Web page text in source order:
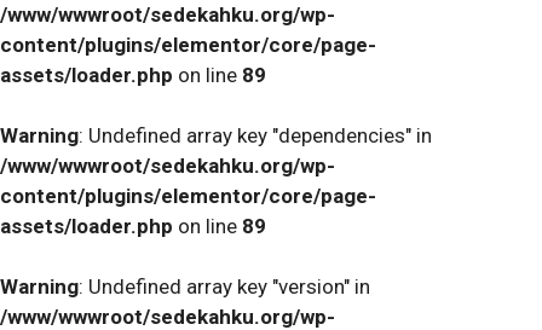
/www/wwwroot/sedekahku.org/wp-
content/plugins/elementor/core/page-
assets/loader.php on line 89
Warning: Undefined array key "dependencies" in
/www/wwwroot/sedekahku.org/wp-
content/plugins/elementor/core/page-
assets/loader.php on line 89
Warning: Undefined array key "version" in
/www/wwwroot/sedekahku.org/wp-